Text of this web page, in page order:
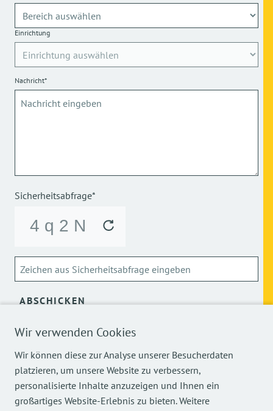
Wir verwenden Cookies
Wir können diese zur Analyse unserer Besucherdaten
platzieren, um unsere Website zu verbessern,
personalisierte Inhalte anzuzeigen und Ihnen ein
großartiges Website-Erlebnis zu bieten. Weitere
Einrichtung
Nachricht*
Sicherheitsabfrage*
ABSCHICKEN
Über die Verarbeitung meiner personenbezogenen Daten